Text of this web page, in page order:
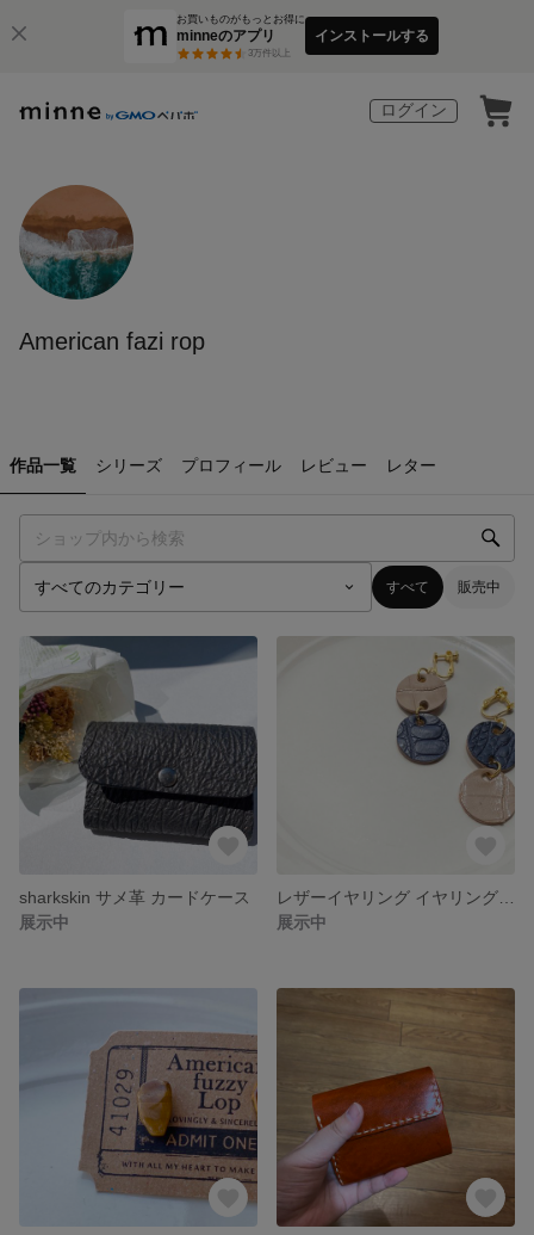
お買いものがもっとお得に
minneのアプリ
3万件以上
インストールする
ログイン
American fazi rop
作品一覧 シリーズ プロフィール レビュー レター
すべて 販売中
sharkskin サメ革 カードケース
展示中
展示中